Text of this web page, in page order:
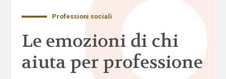
Professioni sociali
Le emozioni di chi
aiuta per professione